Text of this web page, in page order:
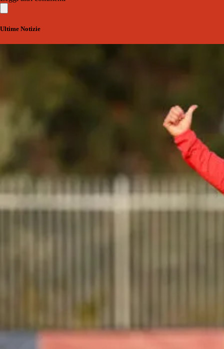
Ultime Notizie